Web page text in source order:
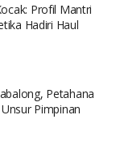
Profil Mantri
Hadiri Haul
Petahana
Pimpinan